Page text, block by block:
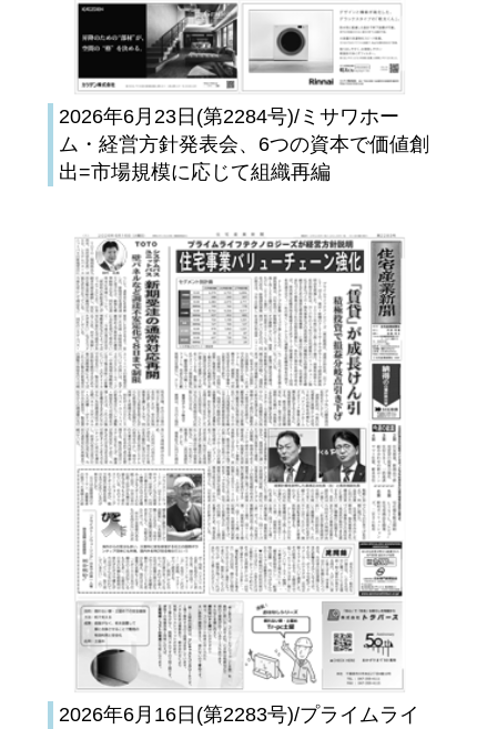
2026年6月23日(第2284号)/ミサワホー
ム・経営方針発表会、6つの資本で価値創
出=市場規模に応じて組織再編
2026年6月16日(第2283号)/プライムライ